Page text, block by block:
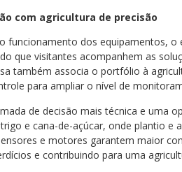
com agricultura de precisão
funcionamento dos equipamentos,
que visitantes acompanhem as
também associa o portfólio à
para ampliar o nível de
de decisão mais técnica e uma
e cana-de-açúcar, onde plantio e
e motores garantem maior
e contribuindo para uma